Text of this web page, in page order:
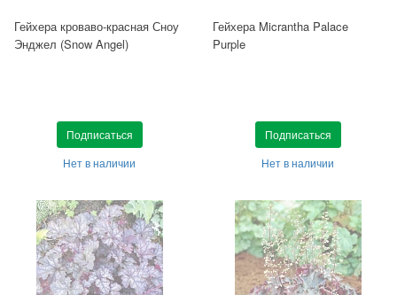
Гейхера кроваво-красная Сноу
Энджел (Snow Angel)
Подписаться
Нет в наличии
Гейхера Micrantha Palace
Purple
Подписаться
Нет в наличии